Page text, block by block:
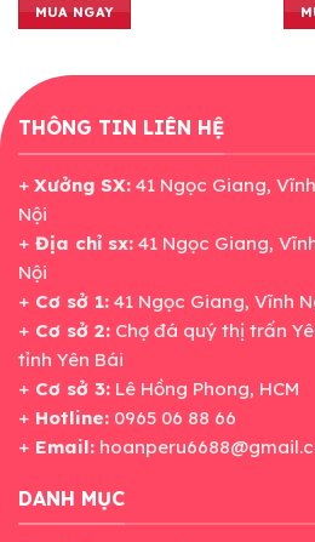
MUA NGAY
THÔNG TIN LIÊN HỆ
+ Xưởng SX: 41 Ngọc Giang,
Nội
+ Địa chỉ sx: 41 Ngọc Giang,
Nội
+ Cơ sở 1: 41 Ngọc Giang, Vĩnh
+ Cơ sở 2: Chợ đá quý thị trấn
tỉnh Yên Bái
+ Cơ sở 3: Lê Hồng Phong, HCM
+ Hotline: 0965 06 88 66
+ Email:
DANH MỤC